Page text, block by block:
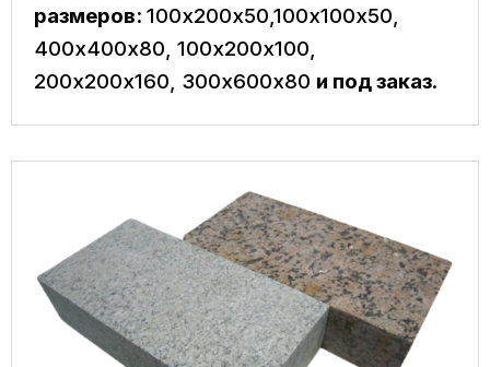
размеров: 100х200х50,100х100х50,
400х400х80, 100х200х100,
200х200х160, 300х600х80 и под заказ.